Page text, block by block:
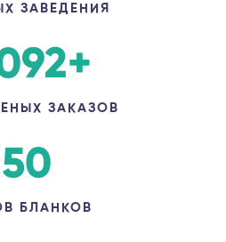
ЗАВЕДЕНИЯ
+
ЗАКАЗОВ
50
БЛАНКОВ